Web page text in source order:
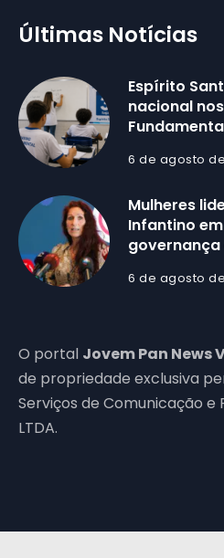
Últimas Notícias
Espírito
nacional
6 de agosto
Mulheres
Infantino
governança
6 de agosto
O portal Jovem Pan News
de propriedade exclusiva
Serviços de Comunicação e
LTDA.